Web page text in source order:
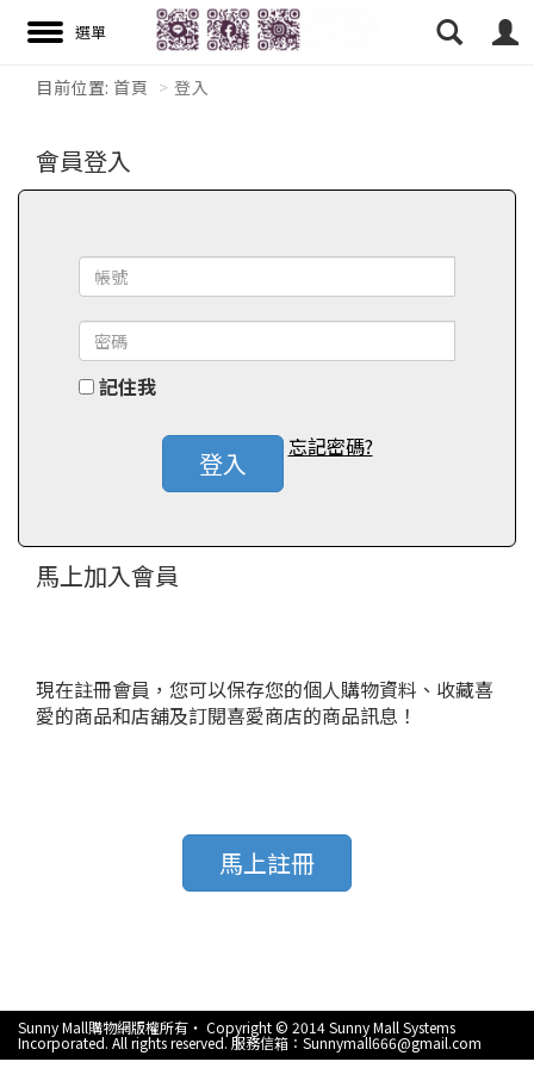
目前位置: 首頁 登入
會員登入
記住我
登入
忘記密碼?
馬上加入會員
現在註冊會員，您可以保存您的個人購物資料、收藏喜
愛的商品和店舖及訂閱喜愛商店的商品訊息！
馬上註冊
Sunny Mall購物網版權所有‧ Copyright © 2014 Sunny Mall Systems
Incorporated. All rights reserved. 服務信箱：Sunnymall666@gmail.com